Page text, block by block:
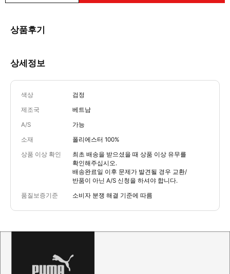
상품후기
상세정보
색상 검정
제조국 베트남
A/S 가능
소재 폴리에스터 100%
상품 이상 확인
최초 배송을 받으셨을 때 상품 이상 유무를
확인해주십시오.
배송완료일 이후 문제가 발견될 경우 교환/
반품이 아닌 A/S 신청을 하셔야 합니다.
품질보증기준 소비자 분쟁 해결 기준에 따름